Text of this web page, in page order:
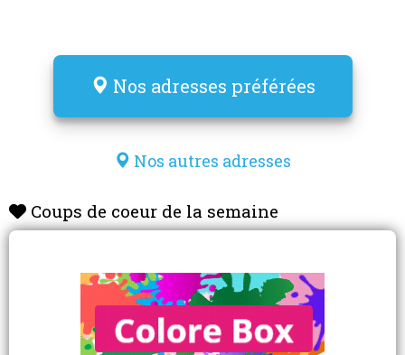
Nos adresses préférées
Nos autres adresses
Coups de coeur de la semaine